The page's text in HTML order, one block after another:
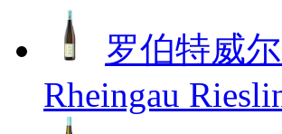
罗伯特威
Rheingau